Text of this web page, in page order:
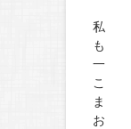
私
も
一
こ
ま
お